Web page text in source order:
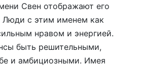
Свен отображают его
Люди с этим именем как
нравом и энергией.
быть решительными,
и амбициозными. Имея